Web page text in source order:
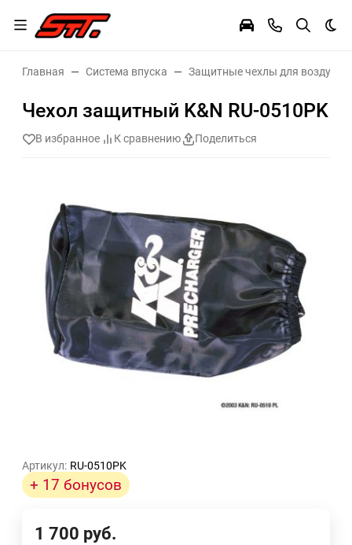
Главная Система впуска Защитные чехлы для
Чехол защитный K&N RU-0510PK
В избранное К сравнению Поделиться
Артикул: RU-0510PK
+ 17 бонусов
1 700 руб.